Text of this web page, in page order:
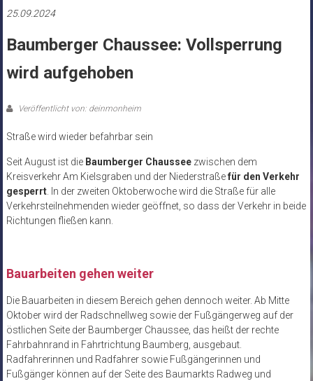
25.09.2024
Baumberger Chaussee: Vollsperrung
wird aufgehoben
Veröffentlicht von: deinmonheim
Straße wird wieder befahrbar sein
Seit August ist die Baumberger Chausseezwischen dem
Kreisverkehr Am Kielsgraben und der Niederstraßefür den Verkehr
gesperrt. In der zweiten Oktoberwoche wird die Straße für alle
Verkehrsteilnehmenden wieder geöffnet, so dass der Verkehr in beide
Richtungen fließen kann.
Bauarbeiten gehen weiter
Die Bauarbeiten in diesem Bereich gehen dennoch weiter. Ab Mitte
Oktober wird der Radschnellweg sowie der Fußgängerweg auf der
östlichen Seite der Baumberger Chaussee, das heißt der rechte
Fahrbahnrand in Fahrtrichtung Baumberg, ausgebaut.
Radfahrerinnen und Radfahrer sowie Fußgängerinnen und
Fußgänger können auf der Seite des Baumarkts Radweg und